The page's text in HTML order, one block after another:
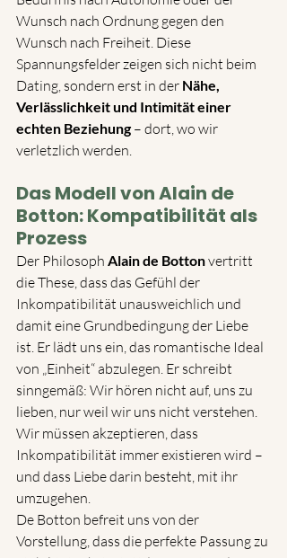
Wunsch nach Ordnung gegen den
Wunsch nach Freiheit. Diese
Spannungsfelder zeigen sich nicht beim
Dating, sondern erst in der Nähe,
Verlässlichkeit und Intimität einer
echten Beziehung – dort, wo wir
verletzlich werden.
Das Modell von Alain de
Botton: Kompatibilität als
Prozess
Der Philosoph Alain de Botton vertritt
die These, dass das Gefühl der
Inkompatibilität unausweichlich und
damit eine Grundbedingung der Liebe
ist. Er lädt uns ein, das romantische Ideal
von „Einheit“ abzulegen. Er schreibt
sinngemäß: Wir hören nicht auf, uns zu
lieben, nur weil wir uns nicht verstehen.
Wir müssen akzeptieren, dass
Inkompatibilität immer existieren wird –
und dass Liebe darin besteht, mit ihr
umzugehen.
De Botton befreit uns von der
Vorstellung, dass die perfekte Passung zu